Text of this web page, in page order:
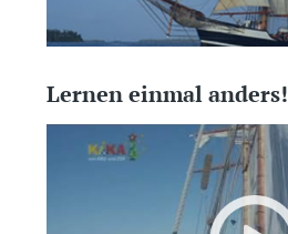
Lernen einmal anders!